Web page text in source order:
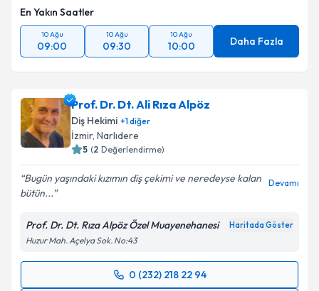
En Yakın Saatler
10 Ağu
09:00
10 Ağu
09:30
10 Ağu
10:00 Daha Fazla
Prof. Dr. Dt. Ali Rıza Alpöz
Diş Hekimi +1diğer
İzmir, Narlıdere
5 (2 Değerlendirme)
Bugün yaşındaki kızımın diş çekimi ve neredeyse kalan
bütün...
Devamı
Prof. Dr. Dt. Rıza Alpöz Özel Muayenehanesi Haritada Göster
Huzur Mah. Açelya Sok. No:43
0 (232) 218 22 94
Randevu Takvimi Talebi